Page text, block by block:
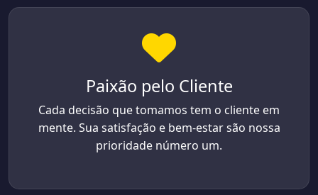
Paixão pelo Cliente
Cada decisão que tomamos tem o cliente em
mente. Sua satisfação e bem-estar são nossa
prioridade número um.